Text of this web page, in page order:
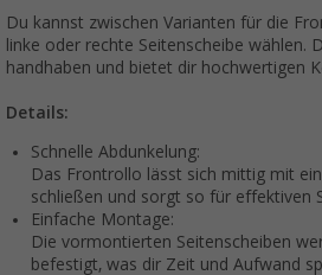
Du kannst zwischen Varianten für die
linke oder rechte Seitenscheibe wählen.
handhaben und bietet dir hochwertigen
Details:
Schnelle Abdunkelung:
Das Frontrollo lässt sich mittig mit
schließen und sorgt so für effektiven
Einfache Montage:
Die vormontierten Seitenscheiben
befestigt, was dir Zeit und Aufwand